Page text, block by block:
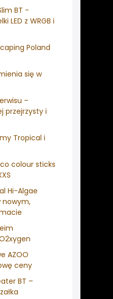
BT -
LED z WRGB i
Poland
się w
–
przejrzysty i
Tropical i
colour sticks
Hi-Algae
nowym,
AZOO
ceny
BT –